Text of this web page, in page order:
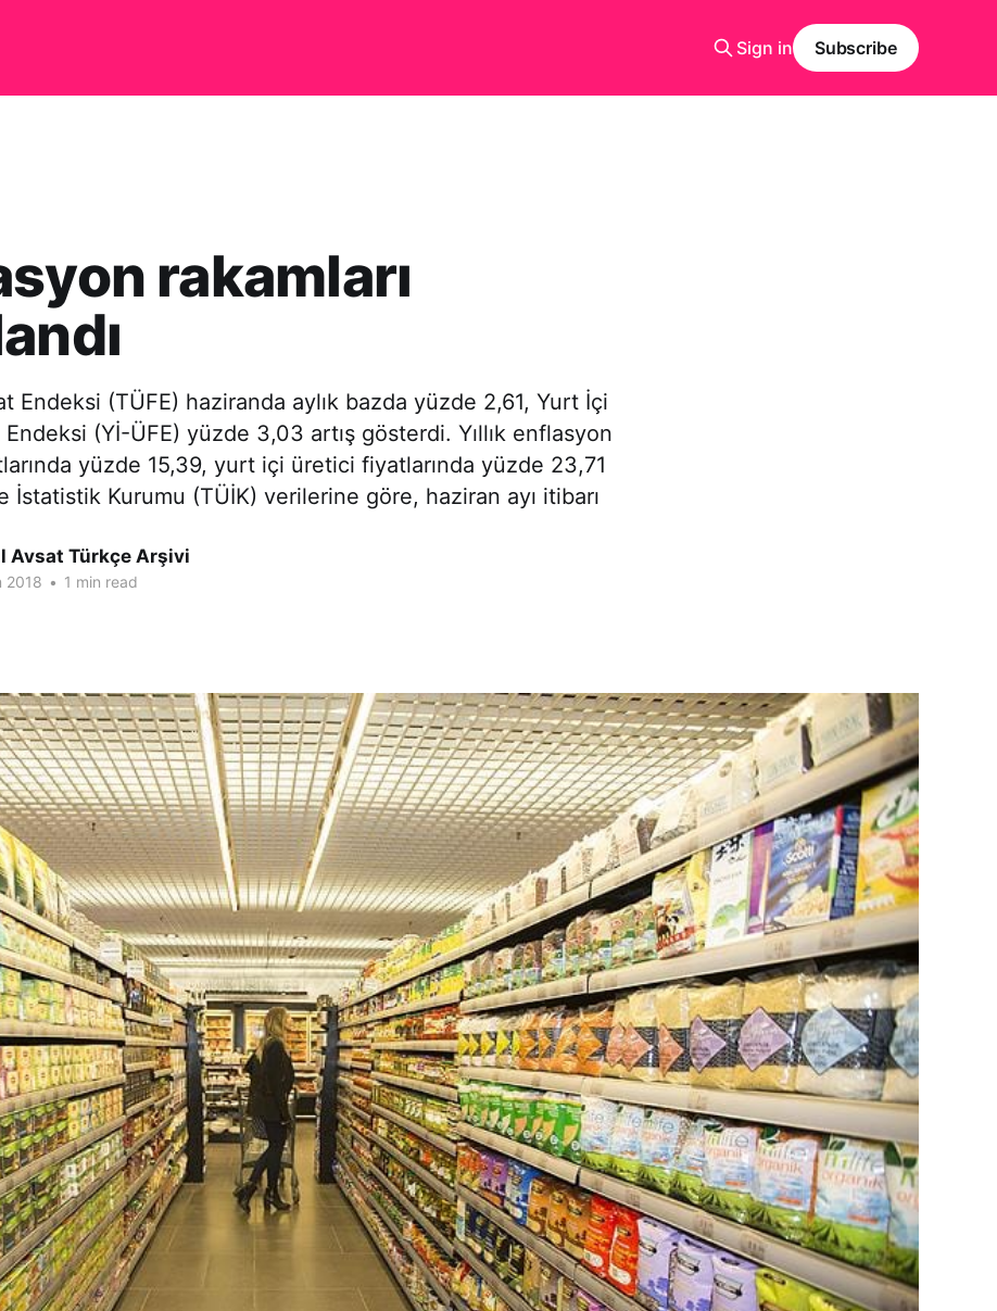
Sign in Subscribe
rakamları
Endeksi (TÜFE) haziranda aylık bazda yüzde 2,61, Yurt İçi
(Yİ-ÜFE) yüzde 3,03 artış gösterdi. Yıllık enflasyon
yüzde 15,39, yurt içi üretici fiyatlarında yüzde 23,71
İstatistik Kurumu (TÜİK) verilerine göre, haziran ayı itibarı
Avsat Türkçe Arşivi
2018 • 1 min read